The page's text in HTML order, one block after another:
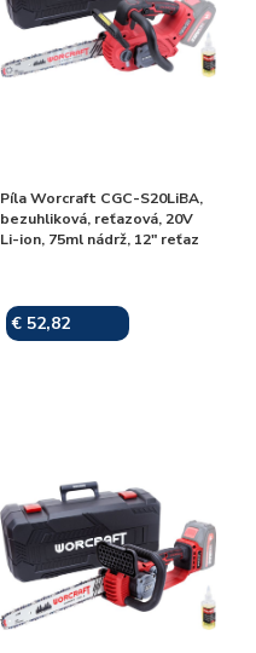
Píla Worcraft CGC-S20LiBA,
bezuhliková, reťazová, 20V
Li-ion, 75ml nádrž, 12" reťaz
€ 52,82